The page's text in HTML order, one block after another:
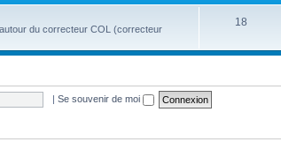
du correcteur COL (correcteur
18
| Se souvenir de moi